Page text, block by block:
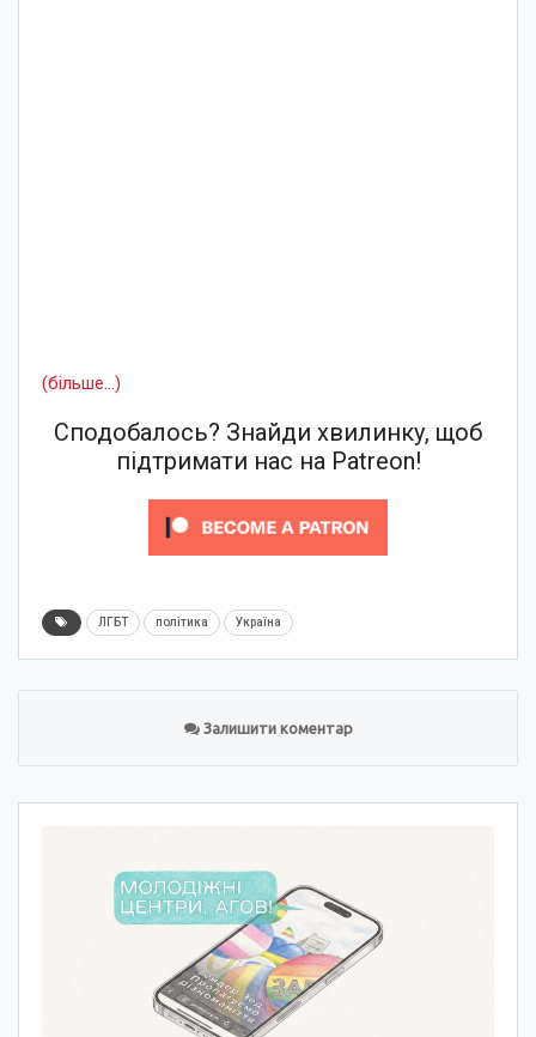
(більше…)
Сподобалось? Знайди хвилинку, щоб
підтримати нас на Patreon!
ЛГБТ політика Україна
Залишити коментар